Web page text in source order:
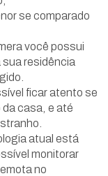
se comparado
você possui
sua residência
ficar atento se
casa, e até
atual está
monitorar
no